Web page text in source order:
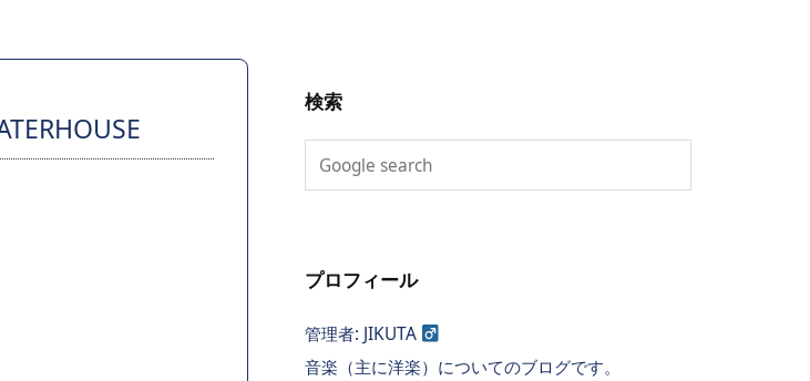
検索
プロフィール
管理者: JIKUTA
音楽（主に洋楽）についてのブログです。